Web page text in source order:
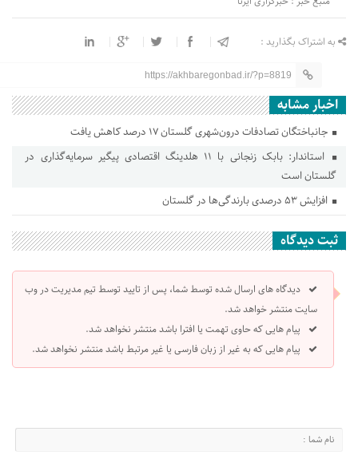
به اشتراک بگذارید :
https://akhbaregonbad.ir/?p=8819
اخبار مشابه
جانباختگان تصادفات درون‌شهری گلستان ۱۷ درصد کاهش یافت
استاندار: بابک زنجانی با ۱۱ هلدینگ اقتصادی پیگیر سرمایه‌گذاری در
گلستان است
افزایش ۵۳ درصدی بارندگی‌ها در گلستان
ثبت دیدگاه
دیدگاه های ارسال شده توسط شما، پس از تایید توسط تیم مدیریت در وب
سایت منتشر خواهد شد.
پیام هایی که حاوی تهمت یا افترا باشد منتشر نخواهد شد.
پیام هایی که به غیر از زبان فارسی یا غیر مرتبط باشد منتشر نخواهد شد.